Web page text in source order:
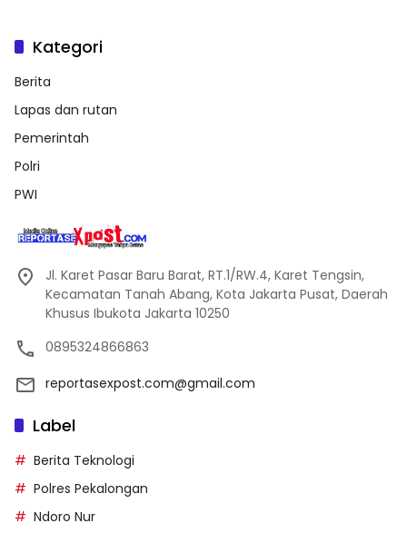
Kategori
Berita
Lapas dan rutan
Pemerintah
Polri
PWI
Jl. Karet Pasar Baru Barat, RT.1/RW.4, Karet Tengsin,
Kecamatan Tanah Abang, Kota Jakarta Pusat, Daerah
Khusus Ibukota Jakarta 10250
0895324866863
reportasexpost.com@gmail.com
Label
Berita Teknologi
Polres Pekalongan
Ndoro Nur